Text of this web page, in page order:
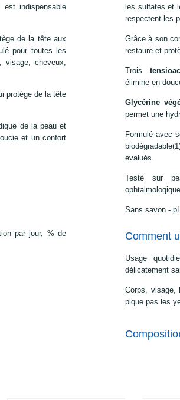
indispensable
de la tête aux
pour toutes les
cheveux,
protège de la tête
de la peau et
et un confort
par jour, % de
les sulfates et
respectent les
Grâce à son
restaure et
Trois
élimine en
Glycérine
permet une
Formulé avec
évalués.
Testé sur
Sans savon -
Comment
Usage
délicatement
Corps, visage,
pique pas les